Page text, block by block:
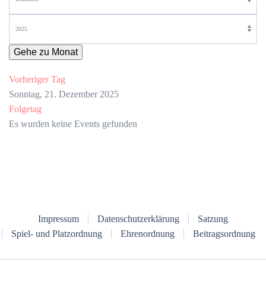
Gehe zu Monat
Vorheriger Tag
Sonntag, 21. Dezember 2025
Folgetag
Es wurden keine Events gefunden
Impressum Datenschutzerklärung
Satzung
Spiel- und Platzordnung
Ehrenordnung Beitragsordnung